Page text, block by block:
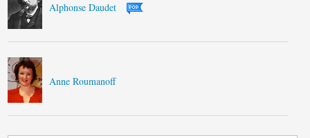
Alphonse Daudet
Anne Roumanoff